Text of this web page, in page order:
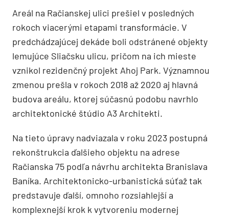
Areál na Račianskej ulici prešiel v posledných
rokoch viacerými etapami transformácie. V
predchádzajúcej dekáde boli odstránené objekty
lemujúce Sliačsku ulicu, pričom na ich mieste
vznikol rezidenčný projekt Ahoj Park. Významnou
zmenou prešla v rokoch 2018 až 2020 aj hlavná
budova areálu, ktorej súčasnú podobu navrhlo
architektonické štúdio A3 Architekti.
Na tieto úpravy nadviazala v roku 2023 postupná
rekonštrukcia ďalšieho objektu na adrese
Račianska 75 podľa návrhu architekta Branislava
Baníka. Architektonicko-urbanistická súťaž tak
predstavuje ďalší, omnoho rozsiahlejší a
komplexnejší krok k vytvoreniu modernej